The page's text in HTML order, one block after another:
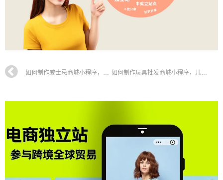
如何制作威士忌商城小程序，洋酒酒水小程序搭建全攻略教程 如何制作玩具批发商城小程序，儿童玩具小程序搭建全攻略教程